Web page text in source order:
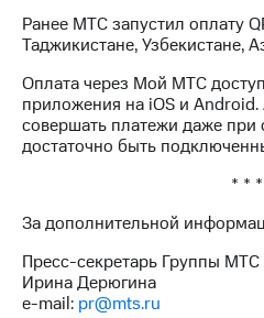
"МТС"
Собрания
акционеров
Личный
кабинет
акционера
Акционерный
и
Рынок
акций
Ранее МТС запустил оплату
Таджикистане, Узбекистане,
Оплата через Мой МТС
приложения на iOS и
совершать платежи даже при
достаточно быть
* * *
За дополнительной
Пресс-секретарь Группы МТС
Ирина Дерюгина
e-mail: pr@mts.ru